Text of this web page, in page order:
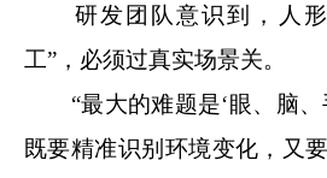
研发团队意识到，人形
工”，必须过真实场景关。
“最大的难题是‘眼、脑、
既要精准识别环境变化，又